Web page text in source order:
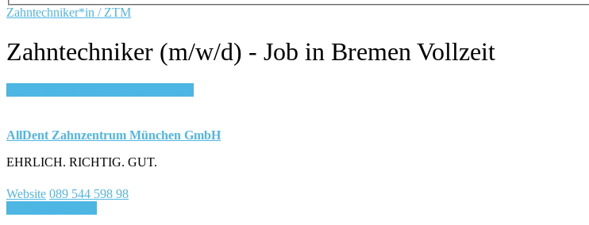
Zahntechniker*in / ZTM
Zahntechniker (m/w/d) - Job in Bremen Vollzeit
AllDent Zahnzentrum München GmbH
EHRLICH. RICHTIG. GUT.
Website 089 544 598 98